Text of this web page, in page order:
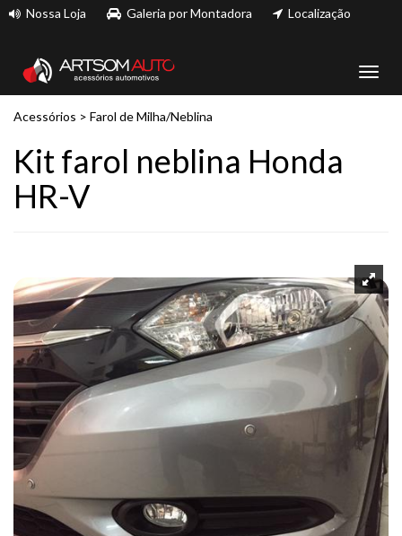
Nossa Loja Galeria por Montadora Localização
Acessórios > Farol de Milha/Neblina
Kit farol neblina Honda
HR-V